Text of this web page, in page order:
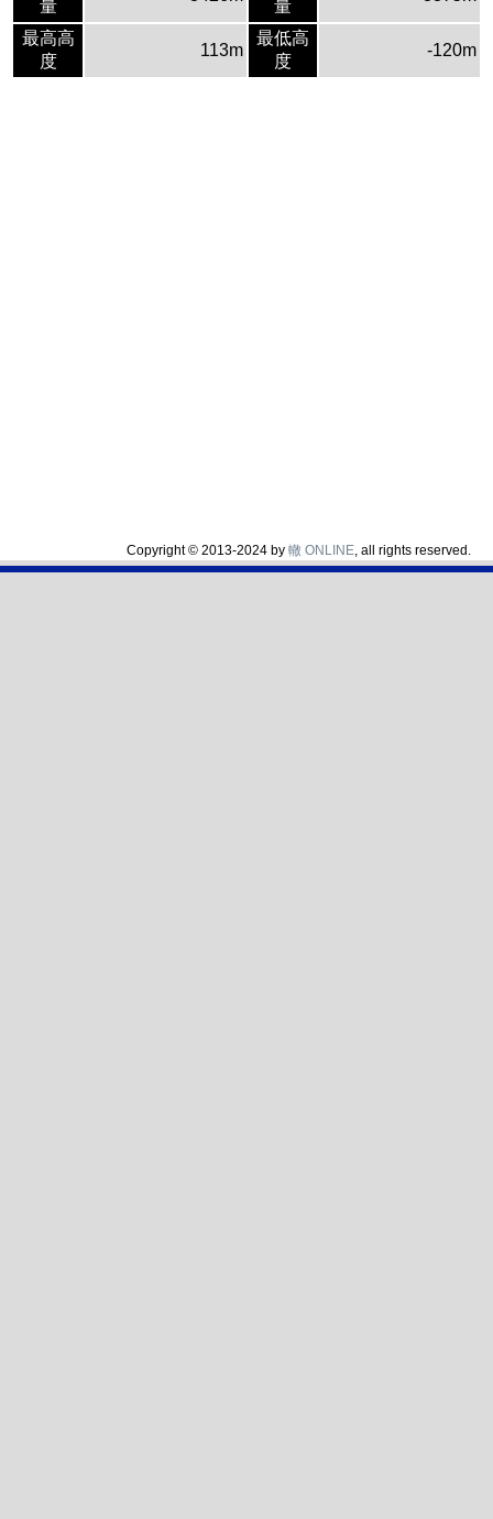
量
量
最高高
度
113m
最低高
度
-120m
Copyright © 2013-2024 by 轍 ONLINE , all rights reserved.